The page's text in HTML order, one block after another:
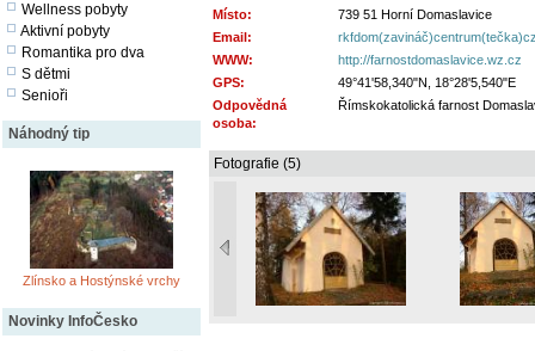
Wellness pobyty
Aktivní pobyty
Romantika pro dva
S dětmi
Senioři
Náhodný tip
Zlínsko a Hostýnské vrchy
Novinky InfoČesko
Místo:
739 51 Horní Domaslavice
Email:
WWW:
http://farnostdomaslavice.wz.cz
GPS:
49°41'58,340"N, 18°28'5,540"E
Odpovědná
osoba:
Římskokatolická farnost
Fotografie (5)